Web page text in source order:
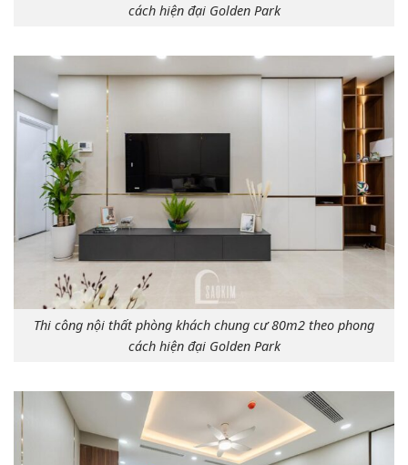
cách hiện đại Golden Park
Thi công nội thất phòng khách chung cư 80m2 theo phong
cách hiện đại Golden Park